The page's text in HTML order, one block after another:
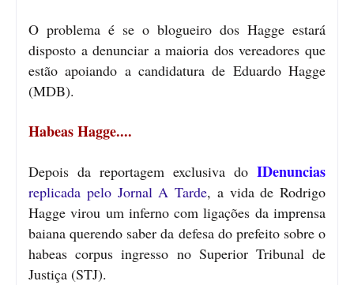
O problema é se o blogueiro dos Hagge estará
disposto a denunciar a maioria dos vereadores que
estão apoiando a candidatura de Eduardo Hagge
(MDB).
Habeas Hagge....
Depois da reportagem exclusiva do IDenuncias
replicada pelo Jornal A Tarde, a vida de Rodrigo
Hagge virou um inferno com ligações da imprensa
baiana querendo saber da defesa do prefeito sobre o
habeas corpus ingresso no Superior Tribunal de
Justiça (STJ).